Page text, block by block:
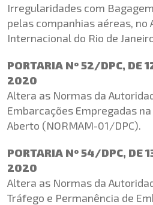
Irregularidades com
pelas companhias aéreas, no
Internacional do Rio de
PORTARIA Nº 52/DPC, DE
2020
Altera as Normas da
Embarcações Empregadas
Aberto (NORMAM-01/DPC).
PORTARIA Nº 54/DPC, DE
2020
Altera as Normas da
Tráfego e Permanência de